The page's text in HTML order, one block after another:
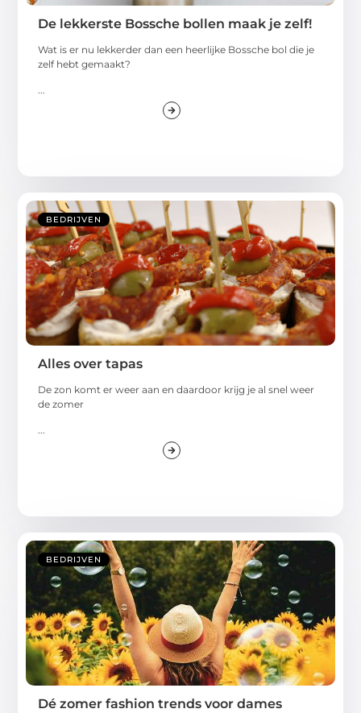
De lekkerste Bossche bollen maak je zelf!
Wat is er nu lekkerder dan een heerlijke Bossche bol die je
zelf hebt gemaakt?
...
BEDRIJVEN
Alles over tapas
De zon komt er weer aan en daardoor krijg je al snel weer
de zomer
...
BEDRIJVEN
Dé zomer fashion trends voor dames